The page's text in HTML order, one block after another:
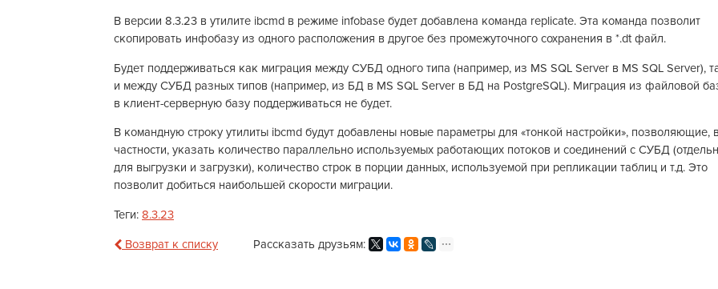
В версии 8.3.23 в утилите ibcmd в режиме infobase будет добавлена команда replicate. Эта команда позволит
скопировать инфобазу из одного расположения в другое без промежуточного сохранения в *.dt файл.
Будет поддерживаться как миграция между СУБД одного типа (например, из MS SQL Server в MS SQL Server),
и между СУБД разных типов (например, из БД в MS SQL Server в БД на PostgreSQL). Миграция из файловой
в клиент-серверную базу поддерживаться не будет.
В командную строку утилиты ibcmd будут добавлены новые параметры для «тонкой настройки», позволяющие, в
частности, указать количество параллельно используемых работающих потоков и соединений с СУБД
для выгрузки и загрузки), количество строк в порции данных, используемой при репликации таблиц и т.д. Это
позволит добиться наибольшей скорости миграции.
Теги: 8.3.23
Возврат к списку Рассказать друзьям: